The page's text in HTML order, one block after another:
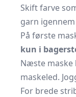
Skift farve
garn
På første
kun i
Næste
maskeled.
For brede